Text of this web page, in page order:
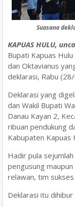
Suasana
KAPUAS HULU,
Bupati Kapuas
dan Oktavianus
deklarasi, Rabu
Deklarasi yang
dan Wakil Bupati
Danau Kayan 2,
ribuan pendukung
Kabupaten Kapuas
Hadir pula
pengusung
relawan, tim
Deklarasi itu